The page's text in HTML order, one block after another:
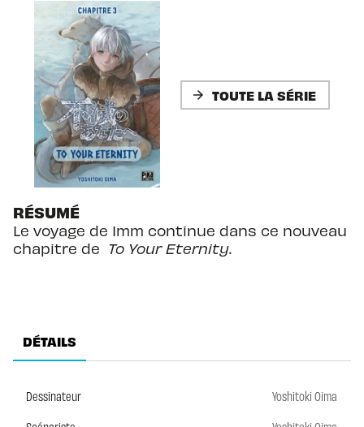
arrow_forward TOUTE LA SÉRIE
RÉSUMÉ
Le voyage de Imm continue dans ce nouveau
chapitre de To Your Eternity.
DÉTAILS
Dessinateur
Yoshitoki Oima